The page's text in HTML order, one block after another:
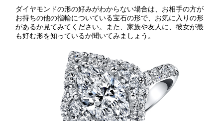
ダイヤモンドの形の好みがわからない場合は、お相手の方が
お持ちの他の指輪についている宝石の形で、お気に入りの形
があるか見てみてください。また、家族や友人に、彼女が最
も好む形を知っているか聞いてみましょう。